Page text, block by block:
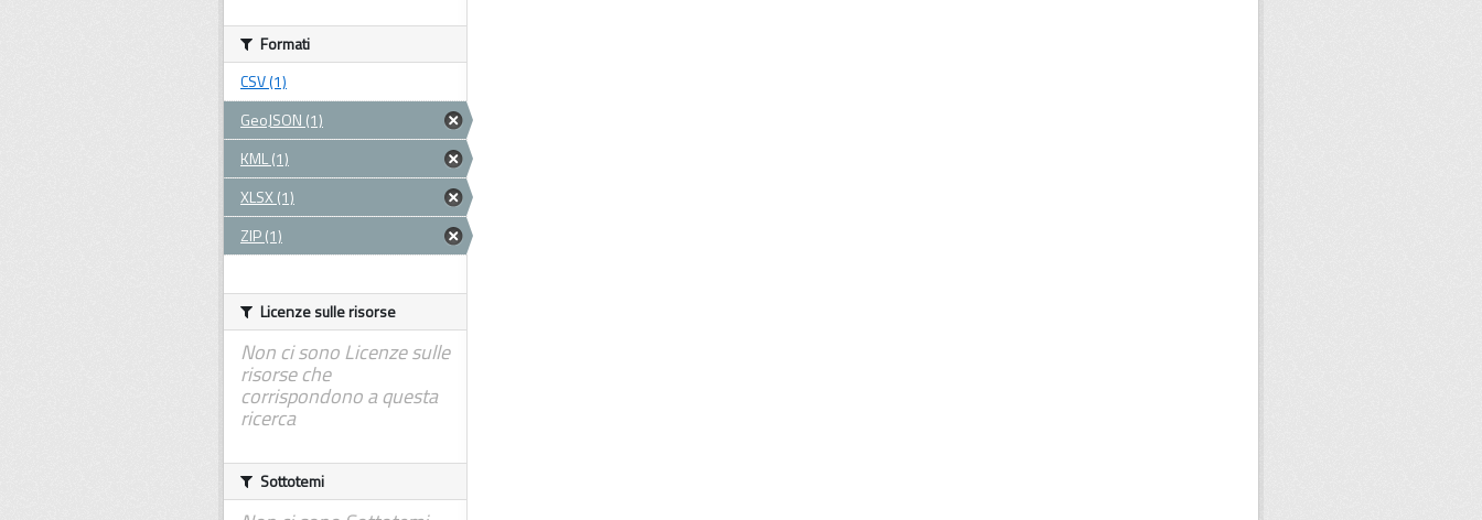
Formati
CSV (1)
GeoJSON (1)
KML (1)
XLSX (1)
ZIP (1)
Licenze sulle risorse
Non ci sono Licenze sulle
risorse che
corrispondono a questa
ricerca
Sottotemi